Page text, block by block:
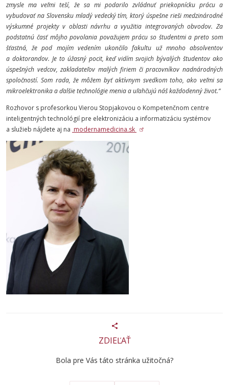
zmysle ma veľmi teší, že sa mi podarilo zvládnuť priekopnícku prácu a
vybudovať na Slovensku mladý vedecký tím, ktorý úspešne rieši medzinárodné
výskumné projekty v oblasti návrhu a využitia integrovaných obvodov. Za
podstatnú časť môjho povolania považujem prácu so študentmi a preto som
šťastná, že pod mojím vedením ukončilo fakultu už mnoho absolventov
a doktorandov. Je to úžasný pocit, keď vidím svojich bývalých študentov ako
úspešných vedcov, zakladateľov malých firiem či pracovníkov nadnárodných
spoločností. Som rada, že môžem byť aktívnym svedkom toho, ako veľmi sa
mikroelektronika a ďalšie technológie menia a uľahčujú náš každodenný život.“
Rozhovor s profesorkou Vierou Stopjakovou o Kompetenčnom centre
inteligentných technológií pre elektronizáciu a informatizáciu systémov
a služieb nájdete aj na modernamedicina.sk
ZDIEĽAŤ
Bola pre Vás táto stránka užitočná?